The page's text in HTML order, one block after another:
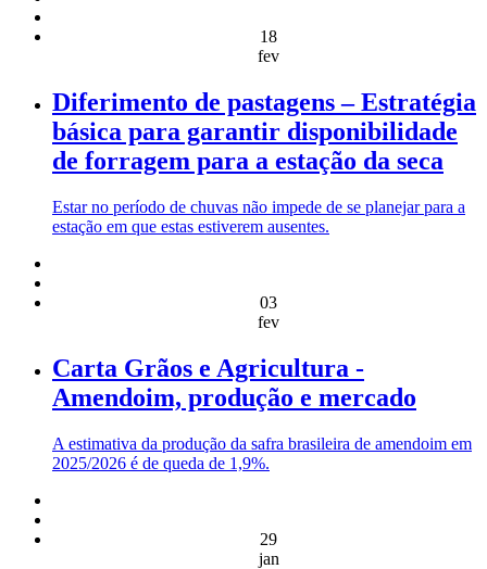
18
fev
Diferimento de pastagens – Estratégia
básica para garantir disponibilidade
de forragem para a estação da seca
Estar no período de chuvas não impede de se planejar para a
estação em que estas estiverem ausentes.
03
fev
Carta Grãos e Agricultura -
Amendoim, produção e mercado
A estimativa da produção da safra brasileira de amendoim em
2025/2026 é de queda de 1,9%.
29
jan